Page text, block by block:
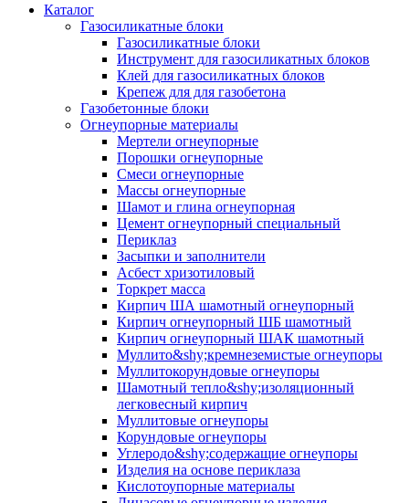
Каталог
Газосиликатные блоки
Газосиликатные блоки
Инструмент для газосиликатных блоков
Клей для газосиликатных блоков
Крепеж для для газобетона
Газобетонные блоки
Огнеупорные материалы
Мертели огнеупорные
Порошки огнеупорные
Смеси огнеупорные
Массы огнеупорные
Шамот и глина огнеупорная
Цемент огнеупорный специальный
Периклаз
Засыпки и заполнители
Асбест хризотиловый
Торкрет масса
Кирпич ША шамотный огнеупорный
Кирпич огнеупорный ШБ шамотный
Кирпич огнеупорный ШАК шамотный
Муллито&shy;­кремнеземистые огнеупоры
Муллито­корундовые огнеупоры
Шамотный тепло&shy;изоляционный
легковесный кирпич
Муллитовые огнеупоры
Корундовые огнеупоры
Углеродо&shy;содержащие огнеупоры
Изделия на основе периклаза
Кислотоупорные материалы